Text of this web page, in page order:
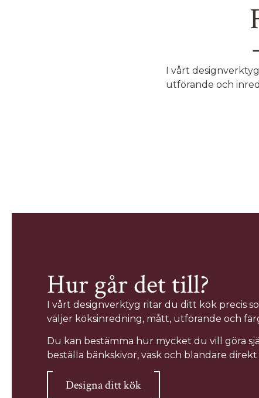
I vårt
utförande och
Hur går det till?
I vårt designverktyg ritar du ditt kök precis
väljer köksinredning, mått, utförande och
Du kan bestämma hur mycket du vill göra
beställa bänkskivor, vask och blandare direkt
Designa ditt kök